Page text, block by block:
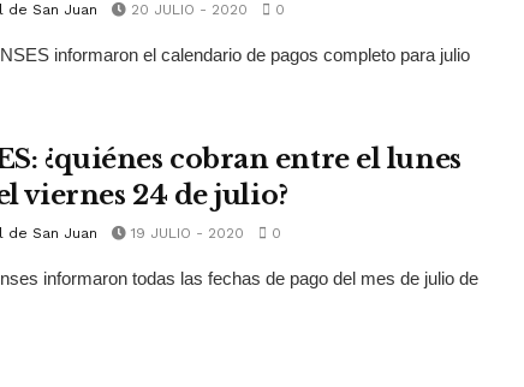
de San Juan 20 JULIO - 2020 0
informaron el calendario de pagos completo para julio
¿quiénes cobran entre el lunes
viernes 24 de julio?
de San Juan 19 JULIO - 2020 0
informaron todas las fechas de pago del mes de julio de